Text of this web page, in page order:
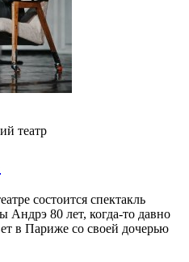
театр
состоится спектакль
Андрэ 80 лет, когда-то давно
в Париже со своей дочерью